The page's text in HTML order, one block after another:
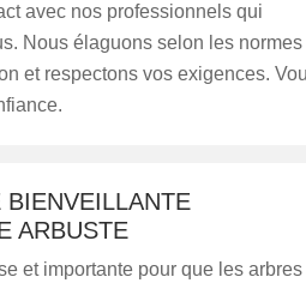
avec nos professionnels qui
Nous élaguons selon les normes
et respectons vos exigences.
ARBUSTE
et importante pour que les arbres